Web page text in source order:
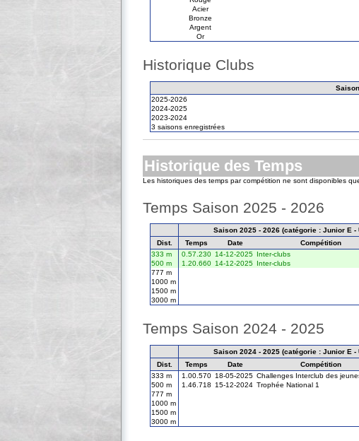
Acier
Bronze
Argent
Or
Historique Clubs
Saison
2025-2026
2024-2025
2023-2024
3 saisons enregistrées
Historique des Temps
Les historiques des temps par compétition ne sont disponibles
Temps Saison 2025 - 2026
Saison 2025 - 2026 (catégorie : Junior E -
Dist.
Temps Date Compétition
333 m
0.57.230 14-12-2025 Inter-clubs
500 m
1.20.660 14-12-2025 Inter-clubs
777 m
1000 m
1500 m
3000 m
Temps Saison 2024 - 2025
Saison 2024 - 2025 (catégorie : Junior E -
Dist.
Temps Date Compétition
333 m
1.00.570 18-05-2025 Challenges Interclub des
500 m
1.46.718 15-12-2024 Trophée National 1
777 m
1000 m
1500 m
3000 m